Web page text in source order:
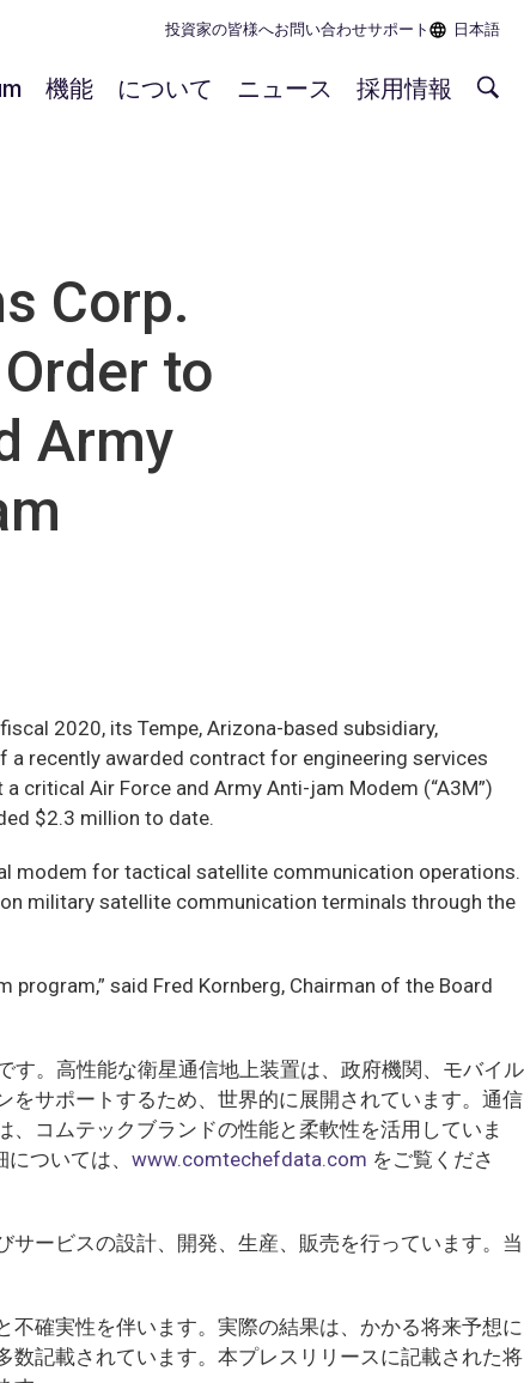
投資家の皆様へお問い合わせサポート 日本語
機能 について ニュース 採用情報
Corp.
to
Army
2020, its Tempe, Arizona-based subsidiary,
a recently awarded contract for engineering services
critical Air Force and Army Anti-jam Modem (“A3M”)
$2.3 million to date.
modem for tactical satellite communication operations.
military satellite communication terminals through the
said Fred Kornberg, Chairman of the Board
す。高性能な衛星通信地上装置は、政府機関、モバイル
サポートするため、世界的に展開されています。通信
コムテックブランドの性能と柔軟性を活用していま
ついては、 www.comtechefdata.com をご覧くださ
ービスの設計、開発、生産、販売を行っています。当
確実性を伴います。実際の結果は、かかる将来予想に
記載されています。本プレスリリースに記載された将